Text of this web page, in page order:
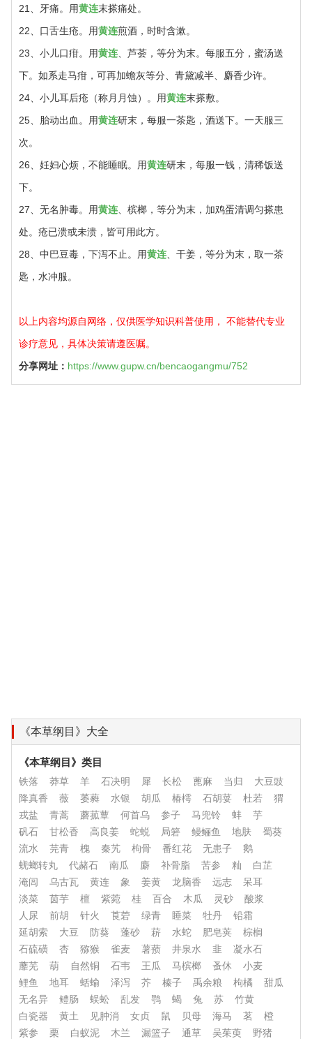
21、牙痛。用黄连末搽痛处。
22、口舌生疮。用黄连煎酒，时时含漱。
23、小儿口疳。用黄连 、芦荟，等分为末。每服五分，蜜汤送
下。如系走马疳，可再加蟾灰等分、青黛减半、麝香少许。
24、小儿耳后疮（称月月蚀）。用黄连末搽敷。
25、胎动出血。用黄连研末，每服一茶匙，酒送下。一天服三
次。
26、妊妇心烦，不能睡眠。用黄连研末，每服一钱，清稀饭送
下。
27、无名肿毒。用黄连 、槟榔，等分为末，加鸡蛋清调匀搽患
处。疮已溃或未溃，皆可用此方。
28、中巴豆毒，下泻不止。用黄连 、干姜，等分为末，取一茶
匙，水冲服。
以上内容均源自网络，仅供医学知识科普使用， 不能替代专业
诊疗意见，具体决策请遵医嘱。
分享网址： https://www.gupw.cn/bencaogangmu/752
《本草纲目》大全
《本草纲目》类目
铁落 莽草 羊 石决明 犀 长松 蓖麻 当归
大豆豉
降真香
薇 萎蕤 水银 胡瓜 椿樗 石胡荽 杜若
猬
戎盐
青蒿 蘑菰蕈 何首乌 参子 马兜铃 蚌
芋
矾石
甘松香 高良姜 蛇蜕 局箬 鳗鲡鱼 地肤
蜀葵
流水
芫青 槐 秦艽 枸骨 番红花 无患子
鹅
蜣螂转丸
代赭石 南瓜 麝 补骨脂 苦参 籼
白芷
淹闾
乌古瓦 黄连 象 姜黄 龙脑香 远志
呆耳
淡菜
茵芋 檀 紫菀 桂 百合 木瓜 灵砂
酸浆
人尿
前胡 针火 莨菪 绿青 睡菜 牡丹
铅霜
延胡索
大豆 防葵 蓬砂 菥 水蛇 肥皂荚
棕榈
石硫磺
杏 猕猴 雀麦 薯蓣 井泉水 韭
凝水石
蘼芜
葫 自然铜 石韦 王瓜 马槟榔 蚤休
小麦
鲤鱼
地耳 蛞蝓 泽泻 芥 榛子 禹余粮 枸橘
甜瓜
无名异
鳢肠 蜈蚣 乱发 鹗 蝎 兔 苏
竹黄
白瓷器
黄土 见肿消 女贞 鼠 贝母 海马 茗
橙
紫参
栗 白蚁泥 木兰 漏篮子 通草 吴茱萸
野猪